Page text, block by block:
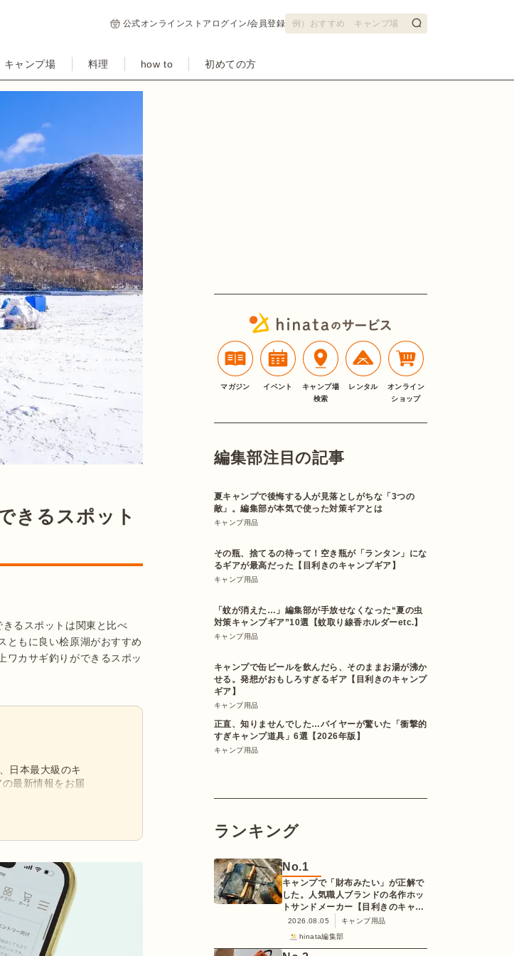
公式オンラインストア ログイン/会員登録
キャンプ場 料理 how to 初めての方
きるスポット
るスポットは関東と比べ
ともに良い桧原湖がおすすめ
ワカサギ釣りができるスポッ
日本最大級のキ
最新情報をお届
マガジン イベント
キャンプ場
検索
レンタル
オンライン
ショップ
編集部注目の記事
夏キャンプで後悔する人が見落としがちな「3つの
敵」。編集部が本気で使った対策ギアとは
キャンプ用品
その瓶、捨てるの待って！空き瓶が「ランタン」にな
るギアが最高だった【目利きのキャンプギア】
キャンプ用品
「蚊が消えた…」編集部が手放せなくなった“夏の虫
対策キャンプギア”10選【蚊取り線香ホルダーetc.】
キャンプ用品
キャンプで缶ビールを飲んだら、そのままお湯が沸か
せる。発想がおもしろすぎるギア【目利きのキャンプ
ギア】
キャンプ用品
正直、知りませんでした…バイヤーが驚いた「衝撃的
すぎキャンプ道具」6選【2026年版】
キャンプ用品
ランキング
No.1
キャンプで「財布みたい」が正解で
した。人気職人ブランドの名作ホッ
トサンドメーカー【目利きのキャン
プギア】
2026.08.05
キャンプ用品
hinata編集部